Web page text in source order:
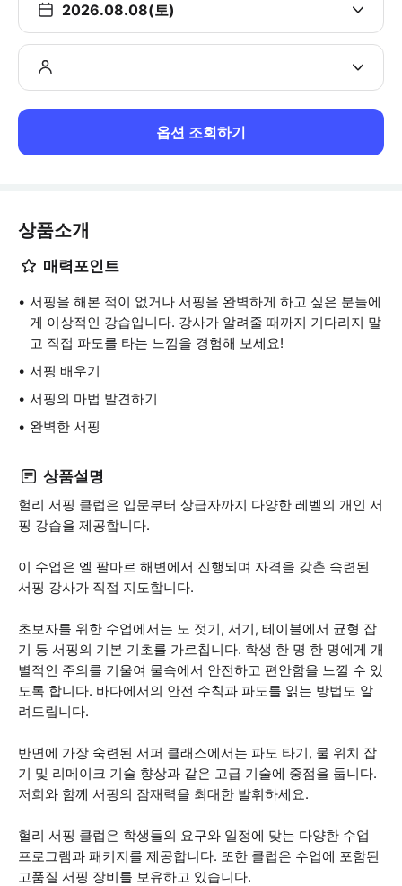
2026.08.08(토)
옵션 조회하기
상품소개
매력포인트
서핑을 해본 적이 없거나 서핑을 완벽하게 하고 싶은 분들에
게 이상적인 강습입니다. 강사가 알려줄 때까지 기다리지 말
고 직접 파도를 타는 느낌을 경험해 보세요!
서핑 배우기
서핑의 마법 발견하기
완벽한 서핑
상품설명
헐리 서핑 클럽은 입문부터 상급자까지 다양한 레벨의 개인 서
핑 강습을 제공합니다.
이 수업은 엘 팔마르 해변에서 진행되며 자격을 갖춘 숙련된
서핑 강사가 직접 지도합니다.
초보자를 위한 수업에서는 노 젓기, 서기, 테이블에서 균형 잡
기 등 서핑의 기본 기초를 가르칩니다. 학생 한 명 한 명에게 개
별적인 주의를 기울여 물속에서 안전하고 편안함을 느낄 수 있
도록 합니다. 바다에서의 안전 수칙과 파도를 읽는 방법도 알
려드립니다.
반면에 가장 숙련된 서퍼 클래스에서는 파도 타기, 물 위치 잡
기 및 리메이크 기술 향상과 같은 고급 기술에 중점을 둡니다.
저희와 함께 서핑의 잠재력을 최대한 발휘하세요.
헐리 서핑 클럽은 학생들의 요구와 일정에 맞는 다양한 수업
프로그램과 패키지를 제공합니다. 또한 클럽은 수업에 포함된
고품질 서핑 장비를 보유하고 있습니다.